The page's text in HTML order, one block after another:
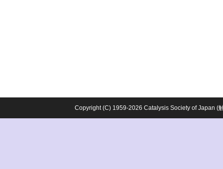
Copyright (C) 1959-2026 Catalysis Society of Japan (